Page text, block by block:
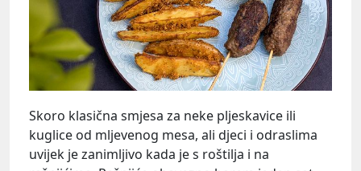
Skoro klasična smjesa za neke pljeskavice ili
kuglice od mljevenog mesa, ali djeci i odraslima
uvijek je zanimljivo kada je s roštilja i na